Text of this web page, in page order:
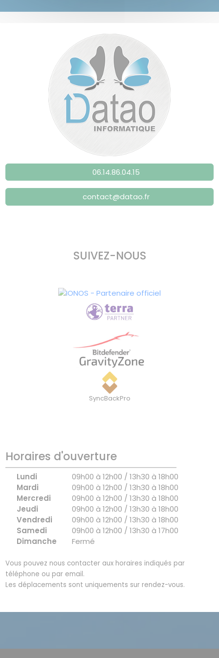
06.14.86.04.15
contact@datao.fr
SUIVEZ-NOUS
SyncBackPro
Horaires d'ouverture
Lundi
09h00 à 12h00 / 13h30 à 18h00
Mardi
09h00 à 12h00 / 13h30 à 18h00
Mercredi
09h00 à 12h00 / 13h30 à 18h00
Jeudi
09h00 à 12h00 / 13h30 à 18h00
Vendredi
09h00 à 12h00 / 13h30 à 18h00
Samedi
09h00 à 12h00 / 13h30 à 17h00
Dimanche
Fermé
Vous pouvez nous contacter aux horaires indiqués par
téléphone ou par email.
Les déplacements sont uniquements sur rendez-vous.